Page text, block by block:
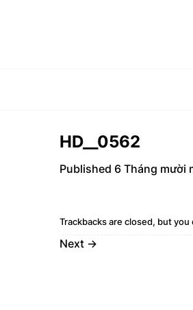
HD__0562
Published 6 Tháng mười
Trackbacks are closed, but you
Next →